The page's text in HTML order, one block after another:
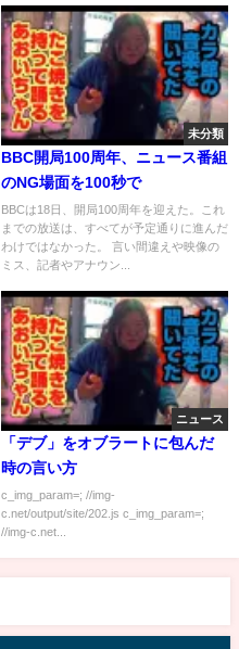
未分類
BBC開局100周年、ニュース番組
のNG場面を100秒で
BBCは18日、開局100周年を迎えた。これ
までの放送は、すべてが予定通りに進んだ
わけではなかった。 言い間違えや映像の
ミス、記者やアナウン...
ニュース
「デブ」をオブラートに包んだ
時の言い方
c_img_param=; //img-
c.net/output/site/202.js c_img_param=;
//img-c.net...